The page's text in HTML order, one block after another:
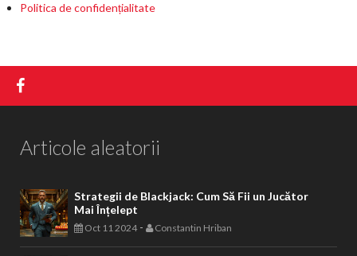
Politica de confidențialitate
Articole aleatorii
Strategii de Blackjack: Cum Să Fii un Jucător
Mai Înțelept
Oct 11 2024- Constantin Hriban